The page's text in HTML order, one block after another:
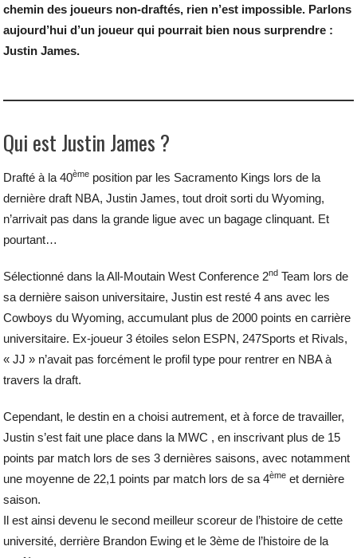
chemin des joueurs non-draftés, rien n’est impossible. Parlons
aujourd’hui d’un joueur qui pourrait bien nous surprendre :
Justin James.
Qui est Justin James ?
Drafté à la 40ème position par les Sacramento Kings lors de la
dernière draft NBA, Justin James, tout droit sorti du Wyoming,
n’arrivait pas dans la grande ligue avec un bagage clinquant. Et
pourtant…
Sélectionné dans la All-Moutain West Conference 2nd Team lors de
sa dernière saison universitaire, Justin est resté 4 ans avec les
Cowboys du Wyoming, accumulant plus de 2000 points en carrière
universitaire. Ex-joueur 3 étoiles selon ESPN, 247Sports et Rivals,
« JJ » n’avait pas forcément le profil type pour rentrer en NBA à
travers la draft.
Cependant, le destin en a choisi autrement, et à force de travailler,
Justin s’est fait une place dans la MWC , en inscrivant plus de 15
points par match lors de ses 3 dernières saisons, avec notamment
une moyenne de 22,1 points par match lors de sa 4ème et dernière
saison.
Il est ainsi devenu le second meilleur scoreur de l’histoire de cette
université, derrière Brandon Ewing et le 3ème de l’histoire de la